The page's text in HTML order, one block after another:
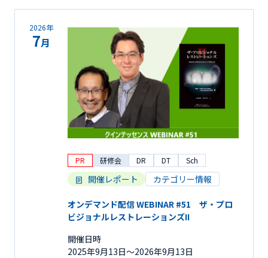
2026年
7月
PR 研修会 DR DT Sch
開催レポート カテゴリー情報
オンデマンド配信 WEBINAR #51 ザ・プロ
ビジョナルレストレーションズII
開催日時
2025年9月13日〜2026年9月13日